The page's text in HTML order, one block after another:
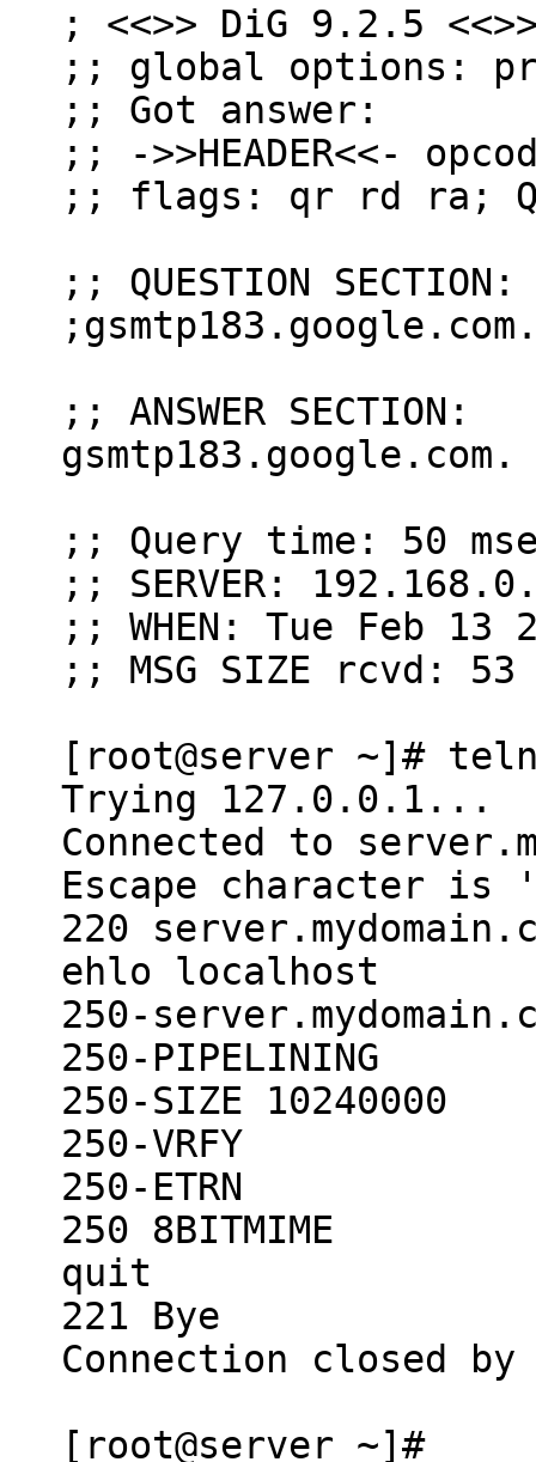
; <<>> DiG 9.2.5
;; global options:
;; Got answer:
;; ->>HEADER<<-
;; flags: qr rd ra;
;; QUESTION SECTION:
;; ANSWER SECTION:
;; Query time: 50
;; SERVER:
;; WHEN: Tue Feb 13
;; MSG SIZE rcvd: 53
[root@server ~]#
Trying 127.0.0.1...
Connected to
Escape character
220
ehlo localhost
250-
250-PIPELINING
250-SIZE 10240000
250-VRFY
250-ETRN
250 8BITMIME
quit
221 Bye
Connection closed
[root@server ~]#